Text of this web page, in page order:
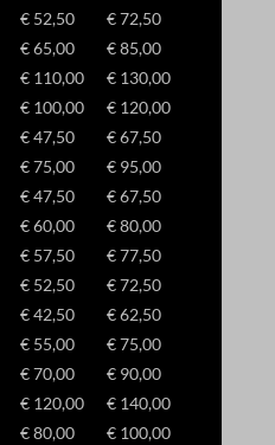
€ 52,50
€ 72,50
€ 65,00
€ 85,00
€ 110,00
€ 130,00
€ 100,00
€ 120,00
€ 47,50
€ 67,50
€ 75,00
€ 95,00
€ 47,50
€ 67,50
€ 60,00
€ 80,00
€ 57,50
€ 77,50
€ 52,50
€ 72,50
€ 42,50
€ 62,50
€ 55,00
€ 75,00
€ 70,00
€ 90,00
€ 120,00
€ 140,00
€ 80,00
€ 100,00